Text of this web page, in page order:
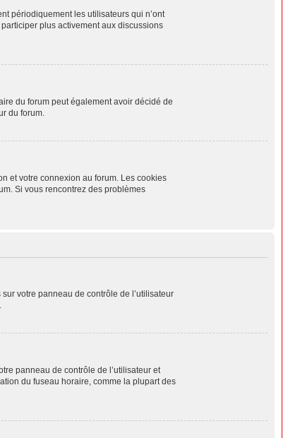
périodiquement les utilisateurs qui n’ont
plus activement aux discussions
du forum peut également avoir décidé de
du forum.
et votre connexion au forum. Les cookies
Si vous rencontrez des problèmes
votre panneau de contrôle de l’utilisateur
panneau de contrôle de l’utilisateur et
du fuseau horaire, comme la plupart des